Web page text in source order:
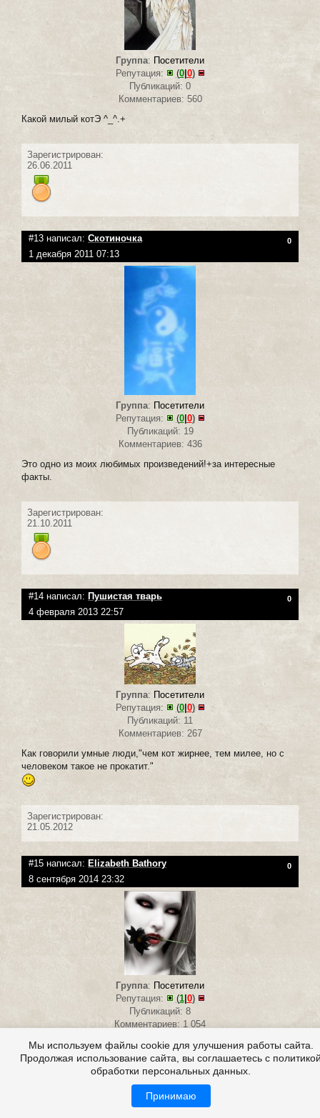
Группа: Посетители
Репутация:
(0|0)
Публикаций: 0
Комментариев: 560
Какой милый котЭ ^_^.+
Зарегистрирован:
26.06.2011
#13 написал: Скотиночка 0
1 декабря 2011 07:13
Группа: Посетители
Репутация:
(0| 0)
Публикаций: 19
Комментариев: 436
Это одно из моих любимых произведений!+за интересные
факты.
Зарегистрирован:
21.10.2011
#14 написал: Пушистая тварь 0
4 февраля 2013 22:57
Группа: Посетители
Репутация:
(0| 0)
Публикаций: 11
Комментариев: 267
Как говорили умные люди,"чем кот жирнее, тем милее, но с
человеком такое не прокатит."
Зарегистрирован:
21.05.2012
#15 написал: Elizabeth Bathory 0
8 сентября 2014 23:32
Группа: Посетители
Репутация:
(1| 0)
Публикаций: 8
Комментариев: 1 054
Обаятельный котэ +
Зарегистрирован:
Мы используем файлы cookie для улучшения работы сайта.
Продолжая использование сайта, вы соглашаетесь с
обработки персональных данных.
Принимаю